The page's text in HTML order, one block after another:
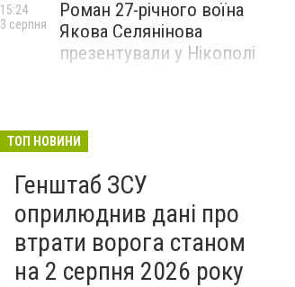
Роман 27-річного воїна
Якова Селянінова
презентували у Нікополі
15:24
3 серпня
ТОП НОВИНИ
Генштаб ЗСУ
оприлюднив дані про
втрати ворога станом
на 2 серпня 2026 року